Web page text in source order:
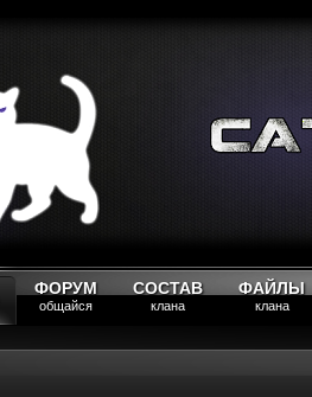
ФОРУМ
общайся
СОСТАВ
клана
ФАЙЛЫ
клана